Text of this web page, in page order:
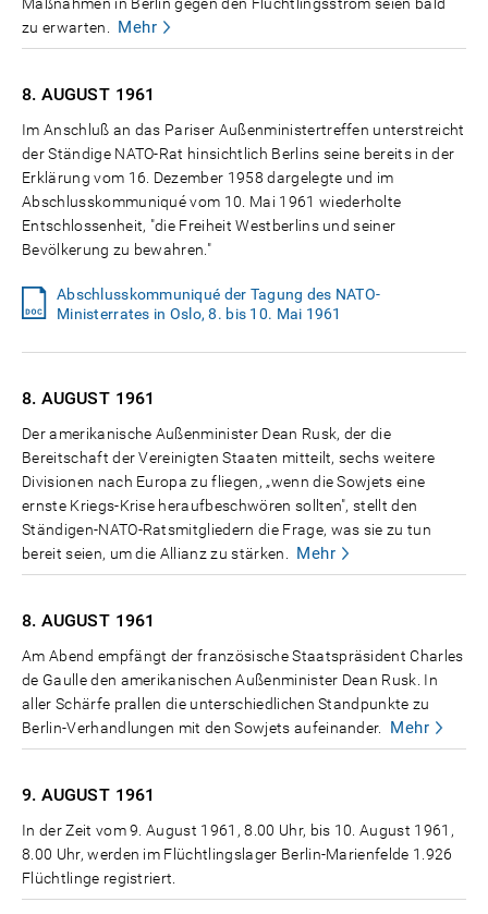
zu erwarten.
Mehr
8. AUGUST 1961
Im Anschluß an das Pariser Außenministertreffen unterstreicht
der Ständige NATO-Rat hinsichtlich Berlins seine bereits in der
Erklärung vom 16. Dezember 1958 dargelegte und im
Abschlusskommuniqué vom 10. Mai 1961 wiederholte
Entschlossenheit, "die Freiheit Westberlins und seiner
Bevölkerung zu bewahren."
Abschlusskommuniqué der Tagung des NATO-
Ministerrates in Oslo, 8. bis 10. Mai 1961
8. AUGUST 1961
Der amerikanische Außenminister Dean Rusk, der die
Bereitschaft der Vereinigten Staaten mitteilt, sechs weitere
Divisionen nach Europa zu fliegen, „wenn die Sowjets eine
ernste Kriegs-Krise heraufbeschwören sollten", stellt den
Ständigen-NATO-Ratsmitgliedern die Frage, was sie zu tun
bereit seien, um die Allianz zu stärken.
Mehr
8. AUGUST 1961
Am Abend empfängt der französische Staatspräsident Charles
de Gaulle den amerikanischen Außenminister Dean Rusk. In
aller Schärfe prallen die unterschiedlichen Standpunkte zu
Berlin-Verhandlungen mit den Sowjets aufeinander.
Mehr
9. AUGUST 1961
In der Zeit vom 9. August 1961, 8.00 Uhr, bis 10. August 1961,
8.00 Uhr, werden im Flüchtlingslager Berlin-Marienfelde 1.926
Flüchtlinge registriert.